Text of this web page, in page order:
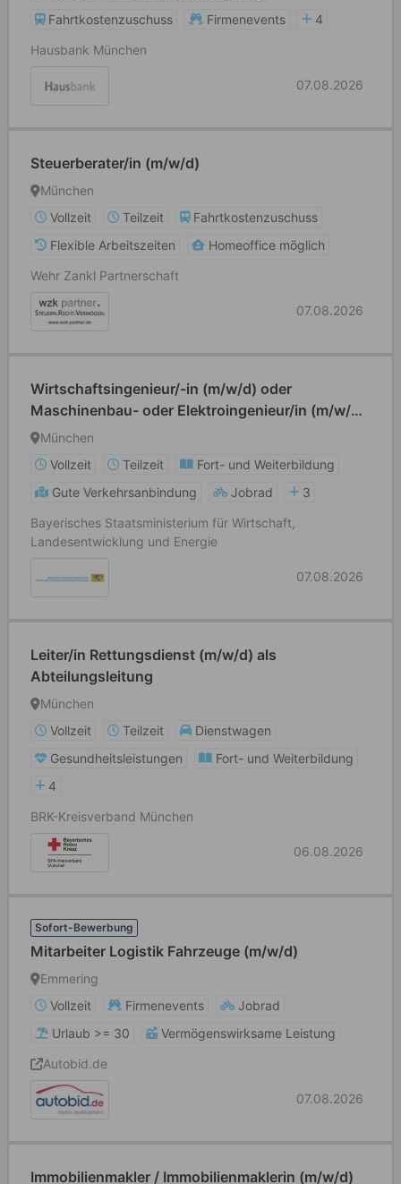
Fahrtkostenzuschuss
Firmenevents
4
Hausbank München
07.08.2026
Steuerberater/in (m/w/d)
München
Vollzeit
Teilzeit
Fahrtkostenzuschuss
Flexible Arbeitszeiten
Homeoffice möglich
Wehr Zankl Partnerschaft
07.08.2026
Wirtschaftsingenieur/-in (m/w/d) oder
Maschinenbau- oder Elektroingenieur/in (m/w/d)
oder Physiker/in (m/w/d)
München
Vollzeit
Teilzeit
Fort- und Weiterbildung
Gute Verkehrsanbindung
Jobrad
3
Bayerisches Staatsministerium für Wirtschaft,
Landesentwicklung und Energie
07.08.2026
Leiter/in Rettungsdienst (m/w/d) als
Abteilungsleitung
München
Vollzeit
Teilzeit
Dienstwagen
Gesundheitsleistungen
Fort- und Weiterbildung
4
BRK-Kreisverband München
06.08.2026
Sofort-Bewerbung
Mitarbeiter Logistik Fahrzeuge (m/w/d)
Emmering
Vollzeit
Firmenevents
Jobrad
Urlaub >= 30
Vermögenswirksame Leistung
Autobid.de
07.08.2026
Immobilienmakler / Immobilienmaklerin (m/w/d)